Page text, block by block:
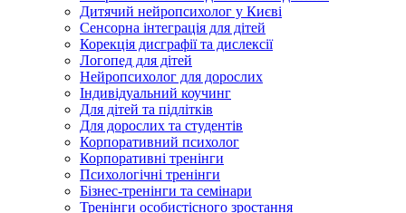
Дитячий нейропсихолог у Києві
Сенсорна інтеграція для дітей
Корекція дисграфії та дислексії
Логопед для дітей
Нейропсихолог для дорослих
Індивідуальний коучинг
Для дітей та підлітків
Для дорослих та студентів
Корпоративний психолог
Корпоративні тренінги
Психологічні тренінги
Бізнес-тренінги та семінари
Тренінги особистісного зростання